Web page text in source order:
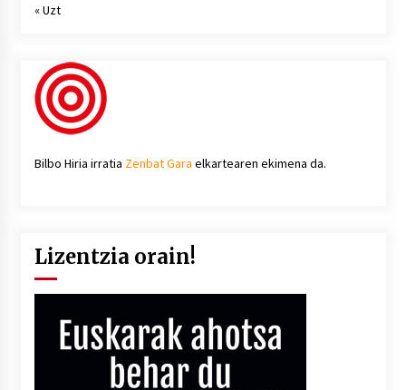
« Uzt
Bilbo Hiria irratia Zenbat Gara elkartearen ekimena da.
Lizentzia orain!